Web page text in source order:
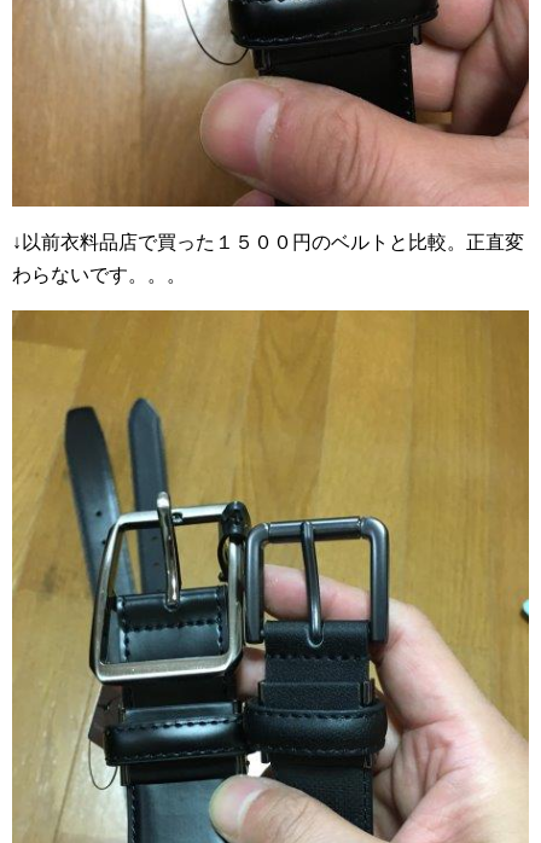
↓以前衣料品店で買った１５００円のベルトと比較。正直変
わらないです。。。